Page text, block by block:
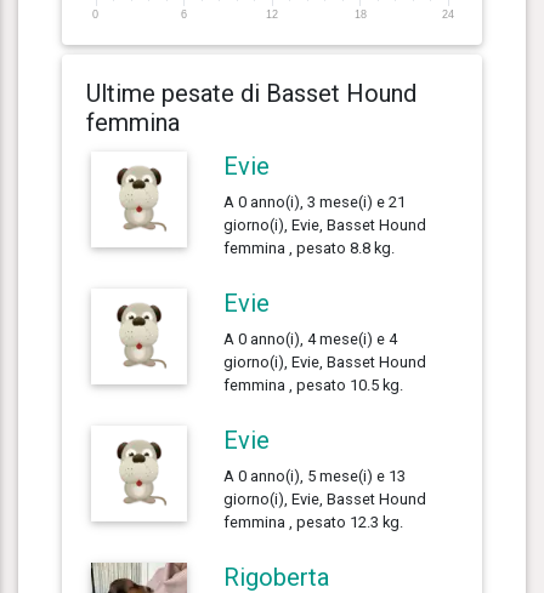
0 6 12 18 24
Ultime pesate di Basset Hound
femmina
Evie
A 0 anno(i), 3 mese(i) e 21
giorno(i), Evie, Basset Hound
femmina , pesato 8.8 kg.
Evie
A 0 anno(i), 4 mese(i) e 4
giorno(i), Evie, Basset Hound
femmina , pesato 10.5 kg.
Evie
A 0 anno(i), 5 mese(i) e 13
giorno(i), Evie, Basset Hound
femmina , pesato 12.3 kg.
Rigoberta